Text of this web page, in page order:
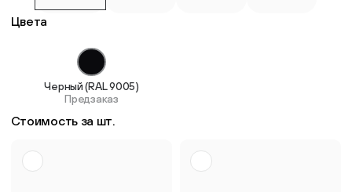
Цвета
Черный (RAL 9005)
Предзаказ
Стоимость за шт.
Дюбель